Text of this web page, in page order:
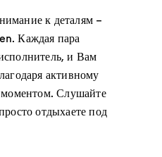
к деталям –
Каждая пара
и Вам
активному
Слушайте
отдыхаете под